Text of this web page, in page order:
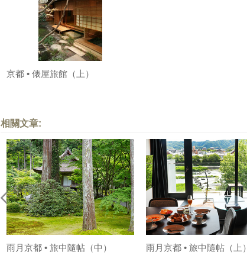
京都 • 俵屋旅館（上）
相關文章:
雨月京都 • 旅中隨帖（中） 雨月京都 • 旅中隨帖（上）